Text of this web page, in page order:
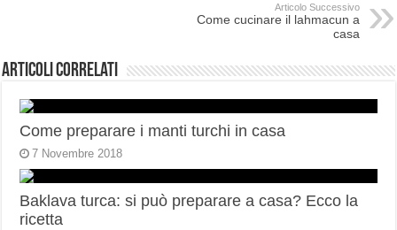
Articolo Successivo
Come cucinare il lahmacun a
casa
Articoli correlati
Come preparare i manti turchi in casa
7 Novembre 2018
Baklava turca: si può preparare a casa? Ecco la
ricetta